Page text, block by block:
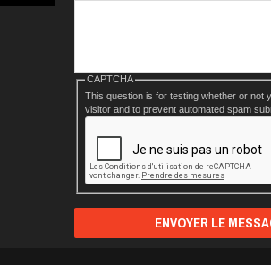
CAPTCHA
This question is for testing whether or not
visitor and to prevent automated spam